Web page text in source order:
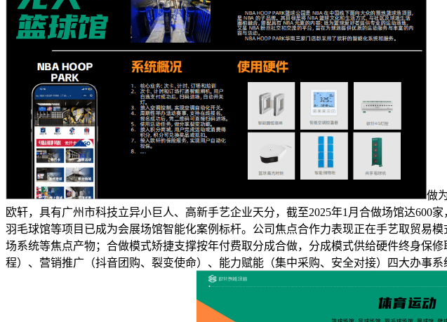
做
欧轩，具有广州市科技立异小巨人、高新手艺企业天分，截至2025年1月合做场馆达600
羽毛球馆等项目已成为会展场馆智能化案例标杆。公司焦点合作力表现正在手艺取贸易
场系统等焦点产物；合做模式矫捷支撑按年付费取分成合做，分成模式供给硬件终身保
程）、营销推广（抖音团购、裂变使命）、能力赋能（集中采购、安全对接）四大办事